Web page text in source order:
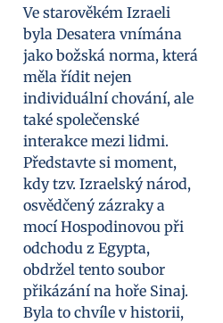
Ve starověkém Izraeli
byla Desatera vnímána
jako božská norma, která
měla řídit nejen
individuální chování, ale
také společenské
interakce mezi lidmi.
Představte si moment,
kdy tzv. Izraelský národ,
osvědčený zázraky a
mocí Hospodinovou při
odchodu z Egypta,
obdržel tento soubor
přikázání na hoře Sinaj.
Byla to chvíle v historii,